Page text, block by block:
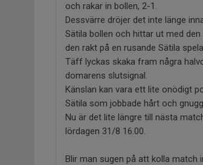
och rakar in bollen, 2-1.
Dessvärre dröjer det inte länge
Sätila bollen och hittar ut med
den rakt på en rusande Sätila
Täff lyckas skaka fram några
domarens slutsignal.
Känslan kan vara ett lite onödigt
Sätila som jobbade hårt och
Nu är det lite längre till nästa
lördagen 31/8 16.00.
Blir man sugen på att kolla match